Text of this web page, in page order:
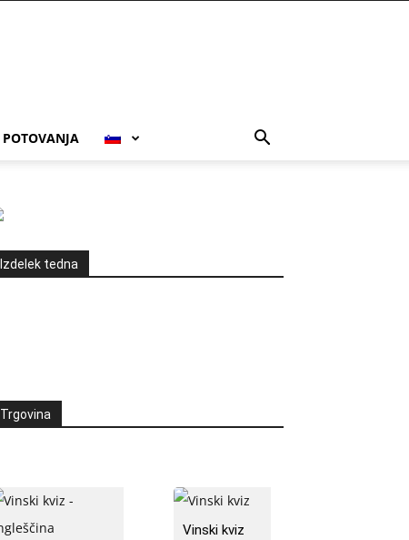
POTOVANJA
Izdelek tedna
Trgovina
Vinski kviz